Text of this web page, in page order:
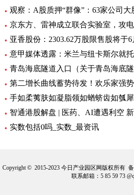
京东方、雷神成立联合实验室，攻
实数包括0吗_实数_最资讯
Copyright © 2015-2023 今日产业园区网版权所有 备
联系邮箱：5 85 59 73